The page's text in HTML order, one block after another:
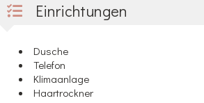
Einrichtungen
Dusche
Telefon
Klimaanlage
Haartrockner